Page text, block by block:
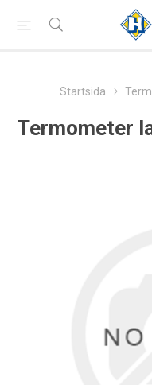
Startsida
Termometer